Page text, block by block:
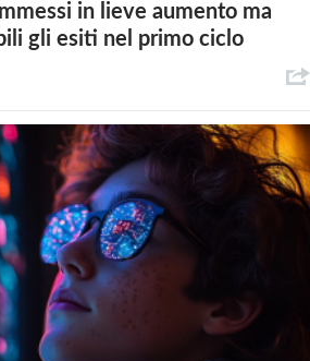
in lieve aumento ma
gli esiti nel primo ciclo